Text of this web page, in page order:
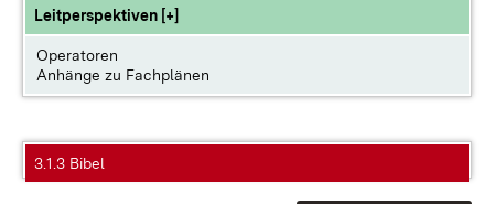
Leitperspektiven [+]
Operatoren
Anhänge zu Fachplänen
3.1.3 Bibel